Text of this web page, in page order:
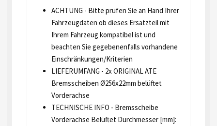
ACHTUNG - Bitte prüfen Sie an Hand Ihrer
Fahrzeugdaten ob dieses Ersatzteil mit
Ihrem Fahrzeug kompatibel ist und
beachten Sie gegebenenfalls vorhandene
Einschränkungen/Kriterien
LIEFERUMFANG - 2x ORIGINAL ATE
Bremsscheiben Ø256x22mm belüftet
Vorderachse
TECHNISCHE INFO - Bremsscheibe
Vorderachse Belüftet Durchmesser [mm]: